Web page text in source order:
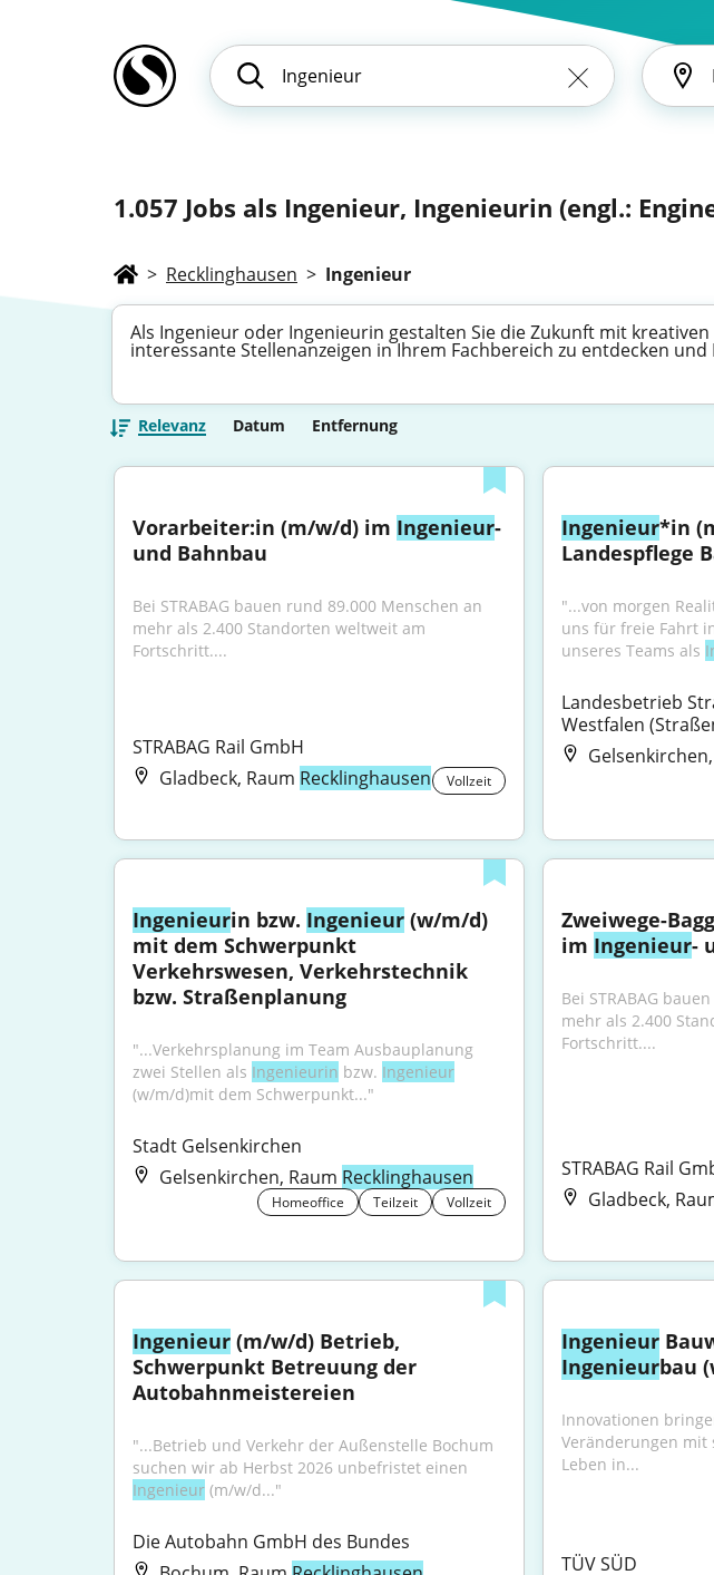
1.057 Jobs als Ingenieur, Ingenieurin (engl.:
> Recklinghausen > Ingenieur
Als Ingenieur oder Ingenieurin gestalten Sie die Zukunft mit
interessante Stellenanzeigen in Ihrem Fachbereich zu entdecken
Relevanz Datum Entfernung
Vorarbeiter:in (m/w/d) im Ingenieur-
und Bahnbau
Bei STRABAG bauen rund 89.000 Menschen an
mehr als 2.400 Standorten weltweit am
Fortschritt....
STRABAG Rail GmbH
Gladbeck, Raum Recklinghausen Vollzeit
Ingenieur*in
Landespflege
"...von morgen
uns für freie Fahrt
unseres Teams als
Landesbetrieb
Westfalen
Ingenieurin bzw. Ingenieur (w/m/d)
mit dem Schwerpunkt
Verkehrswesen, Verkehrstechnik
bzw. Straßenplanung
"...Verkehrsplanung im Team Ausbauplanung
zwei Stellen als Ingenieurin bzw. Ingenieur
(w/m/d)mit dem Schwerpunkt..."
Stadt Gelsenkirchen
Gelsenkirchen, Raum Recklinghausen
Homeoffice Teilzeit Vollzeit
Zweiwege-
im Ingenieur-
Bei STRABAG
mehr als 2.400
Fortschritt....
STRABAG Rail
Gladbeck,
Ingenieur (m/w/d) Betrieb,
Schwerpunkt Betreuung der
Autobahnmeistereien
"...Betrieb und Verkehr der Außenstelle Bochum
Ingenieur (m/w/d..."
Die Autobahn GmbH des Bundes
Ingenieur
Ingenieurbau
Innovationen
Veränderungen
Leben in...
TÜV SÜD